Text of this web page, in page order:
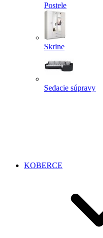
Postele
Skrine
Sedacie súpravy
KOBERCE